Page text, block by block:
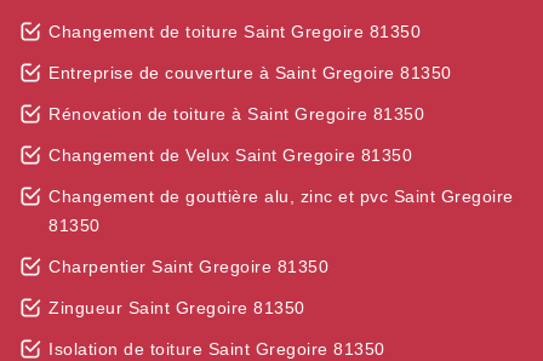
Changement de toiture Saint Gregoire 81350
Entreprise de couverture à Saint Gregoire 81350
Rénovation de toiture à Saint Gregoire 81350
Changement de Velux Saint Gregoire 81350
Changement de gouttière alu, zinc et pvc Saint Gregoire
81350
Charpentier Saint Gregoire 81350
Zingueur Saint Gregoire 81350
Isolation de toiture Saint Gregoire 81350